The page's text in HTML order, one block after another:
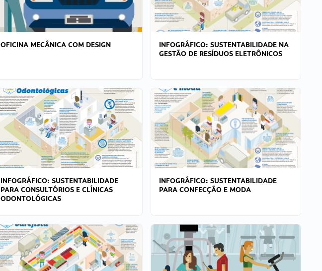
OFICINA MECÂNICA COM DESIGN
INFOGRÁFICO: SUSTENTABILIDADE NA
GESTÃO DE RESÍDUOS ELETRÔNICOS
INFOGRÁFICO: SUSTENTABILIDADE
PARA CONSULTÓRIOS E CLÍNICAS
ODONTOLÓGICAS
INFOGRÁFICO: SUSTENTABILIDADE
PARA CONFECÇÃO E MODA